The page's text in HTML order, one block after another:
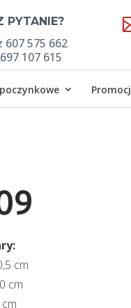
PYTANIE?
607 575 662
107 615
cm
cm